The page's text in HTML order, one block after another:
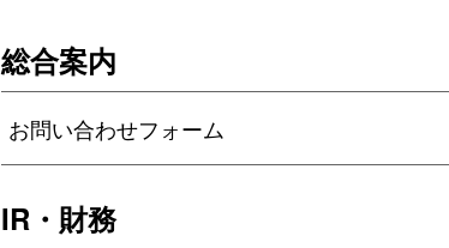
総合案内
お問い合わせフォーム
IR・財務